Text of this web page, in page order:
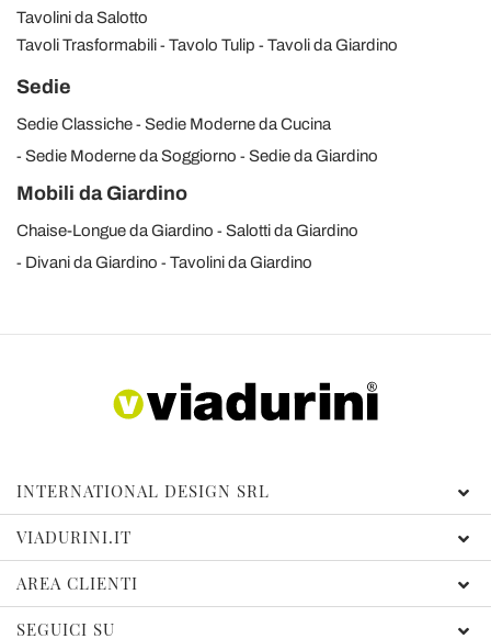
Tavolini da Salotto
Tavoli Trasformabili
Tavolo Tulip Tavoli da Giardino
Sedie
Sedie Classiche
Sedie Moderne da Cucina
Sedie Moderne da Soggiorno
Sedie da Giardino
Mobili da Giardino
Chaise-Longue da Giardino
Salotti da Giardino
Divani da Giardino
Tavolini da Giardino
INTERNATIONAL DESIGN SRL
VIADURINI.IT
AREA CLIENTI
SEGUICI SU